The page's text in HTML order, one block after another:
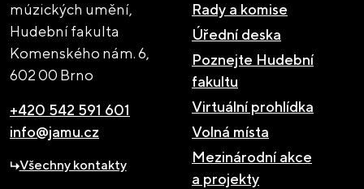
múzických umění,
Hudební fakulta
Komenského nám. 6,
602 00 Brno
+420 542 591 601
info@jamu.cz
Všechny kontakty
Rady a komise
Úřední deska
Poznejte Hudební
fakultu
Virtuální prohlídka
Volná místa
Mezinárodní akce
a projekty